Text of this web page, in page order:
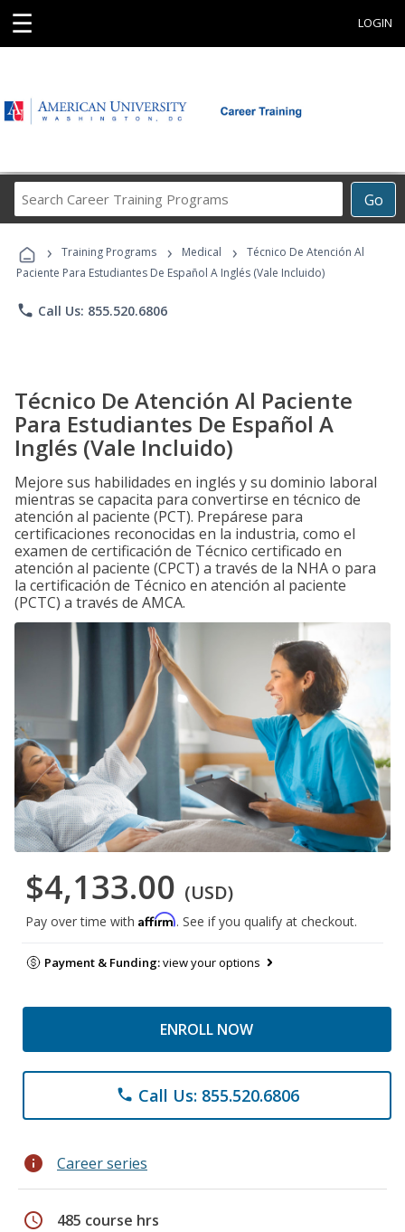
☰ LOGIN
Go
Career
Programs
› Training Programs › Medical ›
Técnico De Atención Al
Paciente Para Estudiantes De Español A Inglés (Vale Incluido)
phone Call Us: 855.520.6806
Técnico De Atención Al Paciente
Para Estudiantes De Español A
Inglés (Vale Incluido)
Mejore sus habilidades en inglés y su dominio laboral
mientras se capacita para convertirse en técnico de
atención al paciente (PCT). Prepárese para
certificaciones reconocidas en la industria, como el
examen de certificación de Técnico certificado en
atención al paciente (CPCT) a través de la NHA o para
la certificación de Técnico en atención al paciente
(PCTC) a través de AMCA.
$4,133.00 (USD)
Pay over time with Affirm. See if you qualify at checkout.
Payment & Funding:view your options
ENROLL NOW
phone Call Us: 855.520.6806
info Career series
schedule 485 course hrs